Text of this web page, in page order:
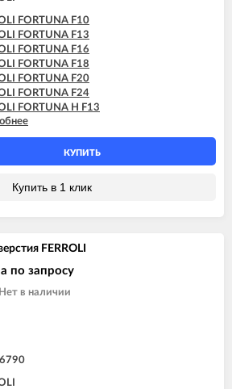
FORTUNA F10
FORTUNA F13
FORTUNA F16
FORTUNA F18
FORTUNA F20
FORTUNA F24
FORTUNA H F13
FORTUNA H F24
VITABEL F10
VITABEL F13
VITABEL F16
VITABEL F20
КУПИТЬ
Купить в 1 клик
FERROLI
по запросу
Нет в наличии